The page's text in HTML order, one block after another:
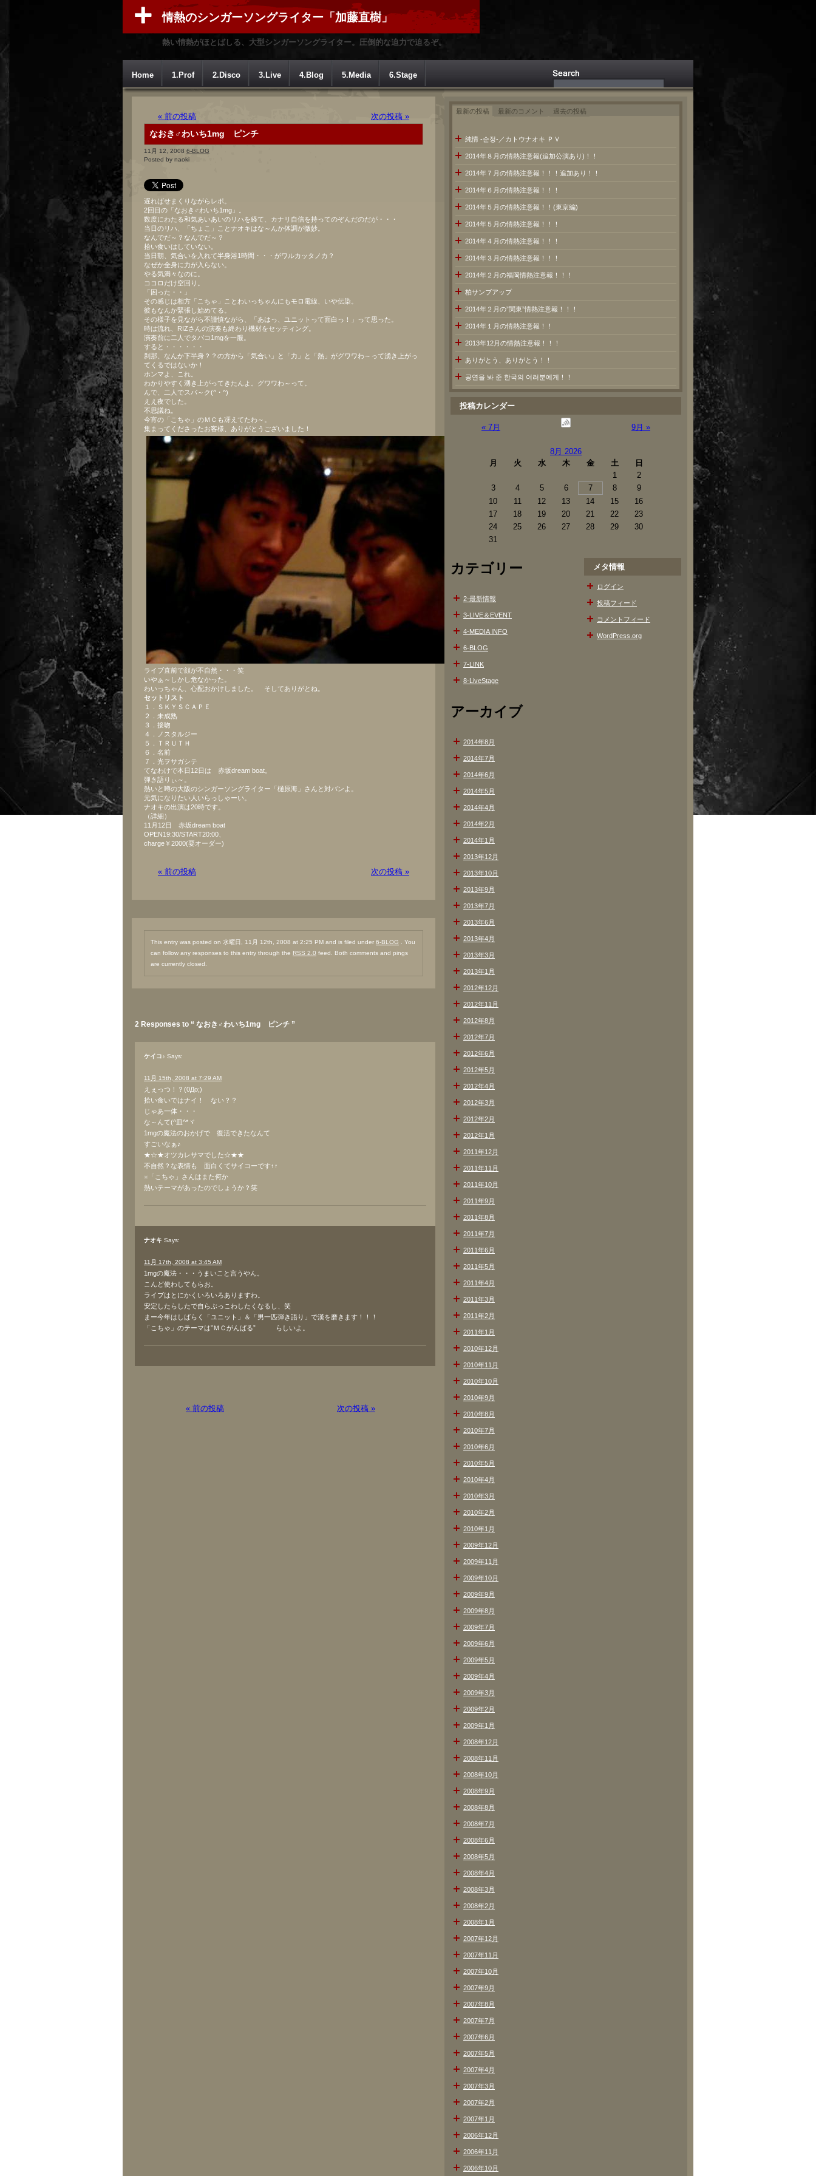
情熱のシンガーソングライター「加藤直樹」
熱い情熱がほとばしる、大型シンガーソングライター。圧倒的な迫力で迫るぞ。
Home 1.Prof 2.Disco 3.Live 4.Blog 5.Media 6.Stage
« 前の投稿 次の投稿 »
なおき♂わいち1mg ピンチ
11月 12, 2008 6-BLOG
Posted by naoki
遅ればせまくりながらレポ。
2回目の「なおき♂わいち1mg」。
数度にわたる和気あいあいのリハを経て、カナリ自信を持ってのぞんだのだが・・・
当日のリハ、「ちょこ」ことナオキはな～んか体調が微妙。
なんでだ～？なんでだ～？
拾い食いはしていない。
当日朝、気合いを入れて半身浴1時間・・・がワルカッタノカ？
なぜか全身に力が入らない。
やる気満々なのに。
ココロだけ空回り。
「困った・・」
その感じは相方「こちゃ」ことわいっちゃんにもモロ電線、いや伝染。
彼もなんか緊張し始めてる。
その様子を見ながら不謹慎ながら、「あはっ、ユニットって面白っ！」って思った。
時は流れ、RIZさんの演奏も終わり機材をセッティング。
演奏前に二人でタバコ1mgを一服。
すると・・・・・・
刹那、なんか下半身？？の方から「気合い」と「力」と「熱」がグワワわ～って湧き上がっ
てくるではないか！
ホンマよ、これ。
わかりやすく湧き上がってきたんよ。グワワわ～って。
んで、二人でスパ～ク(^・^)
ええ夜でした。
不思議ね。
今宵の「こちゃ」のＭＣも冴えてたわ～。
集まってくださったお客様、ありがとうございました！
ライブ直前で顔が不自然・・・笑
いやぁ～しかし危なかった。
わいっちゃん、心配おかけしました。 そしてありがとね。
セットリスト
１．ＳＫＹＳＣＡＰＥ
２．未成熟
３．接吻
４．ノスタルジー
５．ＴＲＵＴＨ
６．名前
７．光ヲサガシテ
てなわけで本日12日は 赤坂dream boat。
弾き語りぃ～。
熱いと噂の大阪のシンガーソングライター「樋原海」さんと対バンよ。
元気になりたい人いらっしゃーい。
ナオキの出演は20時です。
（詳細）
11月12日 赤坂dream boat
OPEN19:30/START20:00、
charge￥2000(要オーダー)
« 前の投稿 次の投稿 »
This entry was posted on 水曜日, 11月 12th, 2008 at 2:25 PM and is filed under 6-BLOG . You
can follow any responses to this entry through the RSS 2.0 feed. Both comments and pings
are currently closed.
2 Responses to “ なおき♂わいち1mg ピンチ ”
ケイコ♪ Says:
11月 15th, 2008 at 7:29 AM
えぇっつ！？(0Дo;)
拾い食いではナイ！ ない？？
じゃあ一体・・・
な～んて(^皿^*ヾ
1mgの魔法のおかげで 復活できたなんて
すごいなぁ♪
★☆★オツカレサマでした☆★★
不自然？な表情も 面白くてサイコーです↑↑
※「こちゃ」さんはまた何か
熱いテーマがあったのでしょうか？笑
ナオキ Says:
11月 17th, 2008 at 3:45 AM
1mgの魔法・・・うまいこと言うやん。
こんど使わしてもらお。
ライブはとにかくいろいろありますわ。
安定したらしたで自らぶっこわしたくなるし、笑
まー今年はしばらく「ユニット」＆「男一匹弾き語り」で漢を磨きます！！！
「こちゃ」のテーマは”ＭＣがんばる” らしいよ。
« 前の投稿 次の投稿 »
最新の投稿 最新のコメント 過去の投稿
純情 -순정-／カトウナオキ ＰＶ
2014年８月の情熱注意報(追加公演あり)！！
2014年７月の情熱注意報！！！追加あり！！
2014年６月の情熱注意報！！！
2014年５月の情熱注意報！！(東京編)
2014年５月の情熱注意報！！！
2014年４月の情熱注意報！！！
2014年３月の情熱注意報！！！
2014年２月の福岡情熱注意報！！！
柏サンブアップ
2014年２月の”関東”情熱注意報！！！
2014年１月の情熱注意報！！
2013年12月の情熱注意報！！！
ありがとう、ありがとう！！
공연을 봐 준 한국의 여러분에게！！
投稿カレンダー
« 7月 9月 »
8月 2026
月
火 水 木 金 土
日
1
2
3
4 5 6 7 8
9
10
11 12 13 14 15
16
17
18 19 20 21 22
23
24
25 26 27 28 29
30
31
カテゴリー
2-最新情報
3-LIVE＆EVENT
4-MEDIA INFO
6-BLOG
7-LINK
8-LiveStage
アーカイブ
2014年8月
2014年7月
2014年6月
2014年5月
2014年4月
2014年2月
2014年1月
2013年12月
2013年10月
2013年9月
2013年7月
2013年6月
2013年4月
2013年3月
2013年1月
2012年12月
2012年11月
2012年8月
2012年7月
2012年6月
2012年5月
2012年4月
2012年3月
2012年2月
2012年1月
2011年12月
2011年11月
2011年10月
2011年9月
2011年8月
2011年7月
2011年6月
2011年5月
2011年4月
2011年3月
2011年2月
2011年1月
2010年12月
2010年11月
2010年10月
2010年9月
2010年8月
2010年7月
2010年6月
2010年5月
2010年4月
2010年3月
2010年2月
2010年1月
2009年12月
2009年11月
2009年10月
2009年9月
2009年8月
2009年7月
2009年6月
2009年5月
2009年4月
2009年3月
2009年2月
2009年1月
2008年12月
2008年11月
2008年10月
2008年9月
2008年8月
2008年7月
2008年6月
2008年5月
2008年4月
2008年3月
2008年2月
2008年1月
2007年12月
2007年11月
2007年10月
2007年9月
2007年8月
2007年7月
2007年6月
2007年5月
2007年4月
2007年3月
2007年2月
2007年1月
2006年12月
2006年11月
2006年10月
メタ情報
ログイン
投稿フィード
コメントフィード
WordPress.org